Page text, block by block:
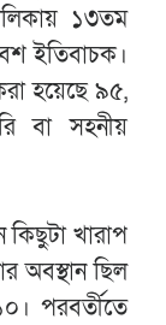
১৩তম
ইতিবাচক।
হয়েছে ৯৫,
বা সহনীয়
খারাপ
অবস্থান ছিল
পরবর্তীতে